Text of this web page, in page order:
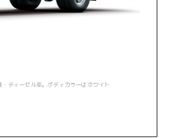
ディーゼル車。ボディカラーはホワイト